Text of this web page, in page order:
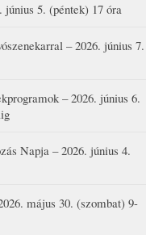
5. (péntek) 17 óra
– 2026. június 7.
– 2026. június 6.
Napja – 2026. június 4.
május 30. (szombat) 9-